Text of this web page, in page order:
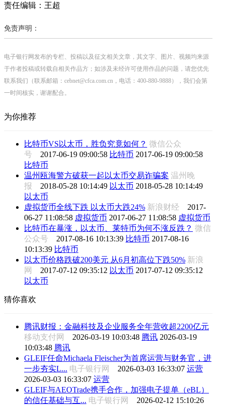
责任编辑：王超
免责声明：
电子银行网发布的专栏、投稿以及征文相关文章，其文字、图片、视频均来源
于作者投稿或转载自相关作品方；如涉及未经许可使用作品的问题，请您优先
联系我们（联系邮箱：cebnet@cfca.com.cn，电话：400-880-9888），我们会第
一时间核实，谢谢配合。
为你推荐
比特币VS以太币，胜负究竟如何？ 微信公众
号 2017-06-19 09:00:58 比特币 2017-06-19 09:00:58
比特币
温州瓯海警方破获一起以太币交易诈骗案 温州晚
报 2018-05-28 10:14:49 以太币 2018-05-28 10:14:49
以太币
虚拟货币全线下跌 以太币大跌24% 新浪财经 2017-
06-27 11:08:58 虚拟货币 2017-06-27 11:08:58 虚拟货币
比特币在暴涨，以太币、莱特币为何不涨反跌？ 微信
公众号 2017-08-16 10:13:39 比特币 2017-08-16
10:13:39 比特币
以太币价格跌破200美元 从6月初高位下跌50% 新浪
网 2017-07-12 09:35:12 以太币 2017-07-12 09:35:12
以太币
猜你喜欢
腾讯财报：金融科技及企业服务全年营收超2200亿元
移动支付网 2026-03-19 10:03:48 腾讯 2026-03-19
10:03:48 腾讯
GLEIF任命Michaela Fleischer为首席运营与财务官，进
一步夯实L... 电子银行网 2026-03-03 16:33:07 运营
2026-03-03 16:33:07 运营
GLEIF与AEOTrade携手合作，加强电子提单（eBL）
的信任基础与互... 电子银行网 2026-02-12 15:10:26